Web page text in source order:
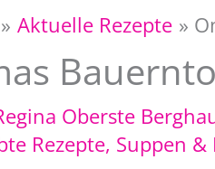
Aktuelle Rezepte
Oberste
Rezepte, Suppen &